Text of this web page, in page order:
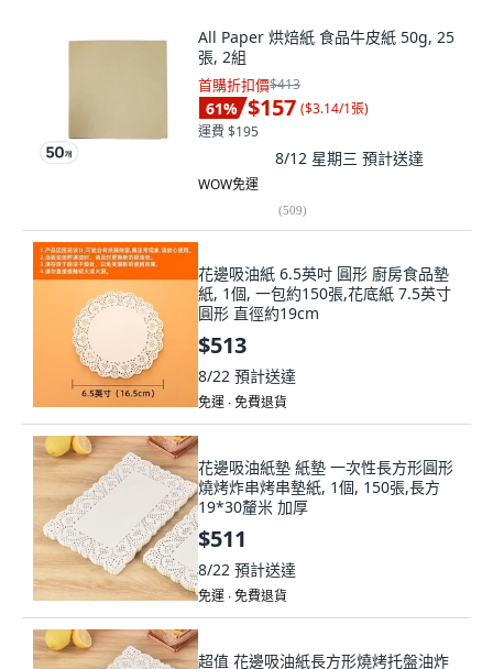
All Paper 烘焙紙 食品牛皮紙 50g, 25
張, 2組
首購折扣價$413
61% $157 ($3.14/1張)
運費 $195
8/12 星期三 預計送達
WOW免運
(509)
花邊吸油紙 6.5英吋 圓形 廚房食品墊
紙, 1個, 一包約150張,花底紙 7.5英寸
圓形 直徑約19cm
$513
8/22 預計送達
免運 ∙ 免費退貨
花邊吸油紙墊 紙墊 一次性長方形圓形
燒烤炸串烤串墊紙, 1個, 150張,長方
19*30釐米 加厚
$511
8/22 預計送達
免運 ∙ 免費退貨
超值 花邊吸油紙長方形燒烤托盤油炸